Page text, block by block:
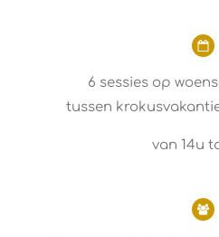
6 sessies op
tussen
van 14u